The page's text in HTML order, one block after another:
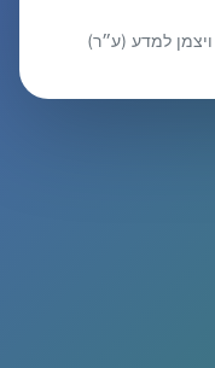
ויצמן למדע (ע״ר)